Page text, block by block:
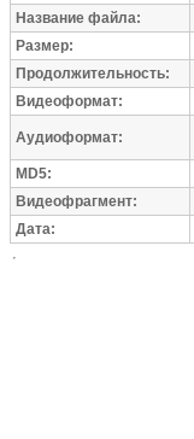
Название файла:
Размер:
Продолжительность:
Видеоформат:
Аудиоформат:
MD5:
Видеофрагмент:
Дата: